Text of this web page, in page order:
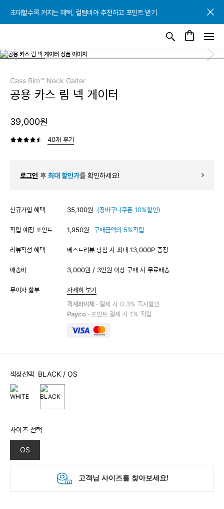
초대할수록 커지는 혜택, 컬럼비아 추천하고 포인트 받기
초대할수록 커지는 혜택, 컬럼비아 추천하고 포인트 받기
초대할수록 커지는 혜택, 컬럼비아 추천하고 포인트 받기
Cass Rim™ Neck Gaiter
공용 카스 림 넥 게이터
39,000원
40개 후기
로그인 후 최대 할인가를 확인하세요!
신규가입 혜택 35,100원 (장바구니쿠폰 10%할인)
적립 예정 포인트 1,950원 구매금액의 5%적립
리뷰작성 혜택 베스트리뷰 당첨 시 최대 13,000P 증정
배송비 3,000원 / 3만원 이상 구매 시 무료배송
무이자 할부
자세히 보기
퀵계좌이체 · 결제 시 0.3% 즉시할인
Payco · 포인트 결제 시 1% 적립
색상선택 BLACK / OS
사이즈 선택
OS